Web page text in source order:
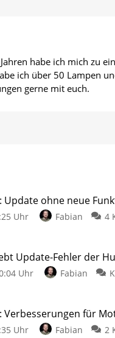
habe ich mich zu
ich über 50 Lampen
gerne mit euch.
Update ohne neue
Uhr Fabian 4
Update-Fehler der
Uhr Fabian
Verbesserungen für
Uhr Fabian 2